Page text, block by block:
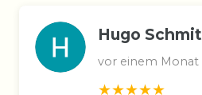
Hugo
vor einem Monat